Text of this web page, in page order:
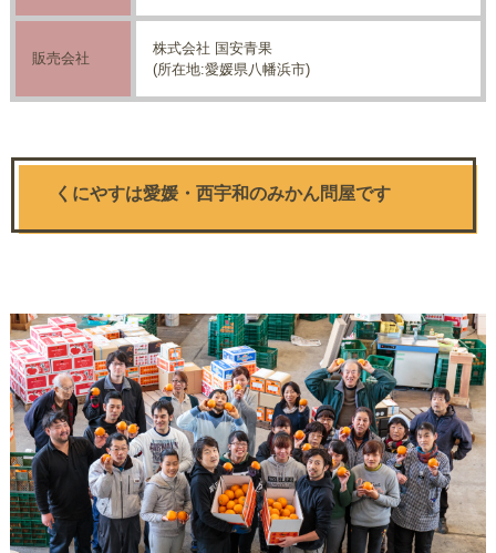
販売会社
株式会社 国安青果
(所在地:愛媛県八幡浜市)
くにやすは愛媛・西宇和のみかん問屋です